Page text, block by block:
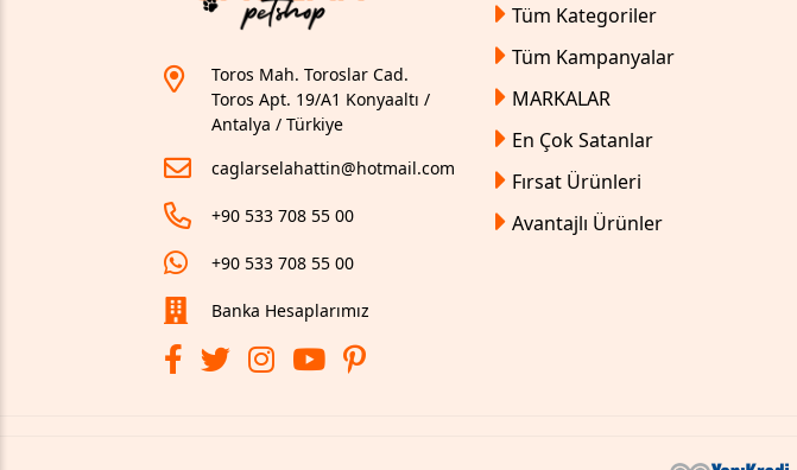
Toros Mah. Toroslar Cad.
Toros Apt. 19/A1 Konyaaltı /
Antalya / Türkiye
caglarselahattin@hotmail.com
+90 533 708 55 00
+90 533 708 55 00
Banka Hesaplarımız
Tüm Kategoriler
Tüm Kampanyalar
MARKALAR
En Çok Satanlar
Fırsat Ürünleri
Avantajlı Ürünler